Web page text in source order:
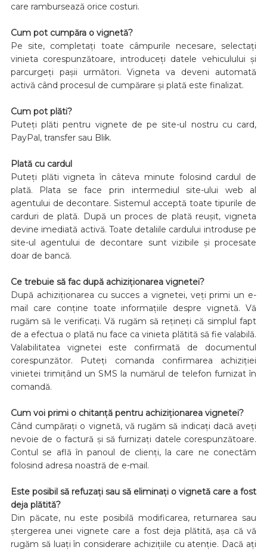
care rambursează orice costuri.
Cum pot cumpăra o vignetă?
Pe site, completați toate câmpurile necesare, selectați
vinieta corespunzătoare, introduceți datele vehiculului și
parcurgeți pașii următori. Vigneta va deveni automată
activă când procesul de cumpărare și plată este finalizat.
Cum pot plăti?
Puteți plăti pentru vignete de pe site-ul nostru cu card,
PayPal, transfer sau Blik.
Plată cu cardul
Puteți plăti vigneta în câteva minute folosind cardul de
plată. Plata se face prin intermediul site-ului web al
agentului de decontare. Sistemul acceptă toate tipurile de
carduri de plată. După un proces de plată reușit, vigneta
devine imediată activă. Toate detaliile cardului introduse pe
site-ul agentului de decontare sunt vizibile și procesate
doar de bancă.
Ce trebuie să fac după achiziționarea vignetei?
După achiziționarea cu succes a vignetei, veți primi un e-
mail care conține toate informațiile despre vignetă. Vă
rugăm să le verificați. Vă rugăm să rețineți că simplul fapt
de a efectua o plată nu face ca vinieta plătită să fie valabilă.
Valabilitatea vignetei este confirmată de documentul
corespunzător. Puteți comanda confirmarea achiziției
vinietei trimițând un SMS la numărul de telefon furnizat în
comandă.
Cum voi primi o chitanță pentru achiziționarea vignetei?
Când cumpărați o vignetă, vă rugăm să indicați dacă aveți
nevoie de o factură și să furnizați datele corespunzătoare.
Contul se află în panoul de clienți, la care ne conectăm
folosind adresa noastră de e-mail.
Este posibil să refuzați sau să eliminați o vignetă care a fost
deja plătită?
Din păcate, nu este posibilă modificarea, returnarea sau
ștergerea unei vignete care a fost deja plătită, așa că vă
rugăm să luați în considerare achizițiile cu atenție. Dacă ați